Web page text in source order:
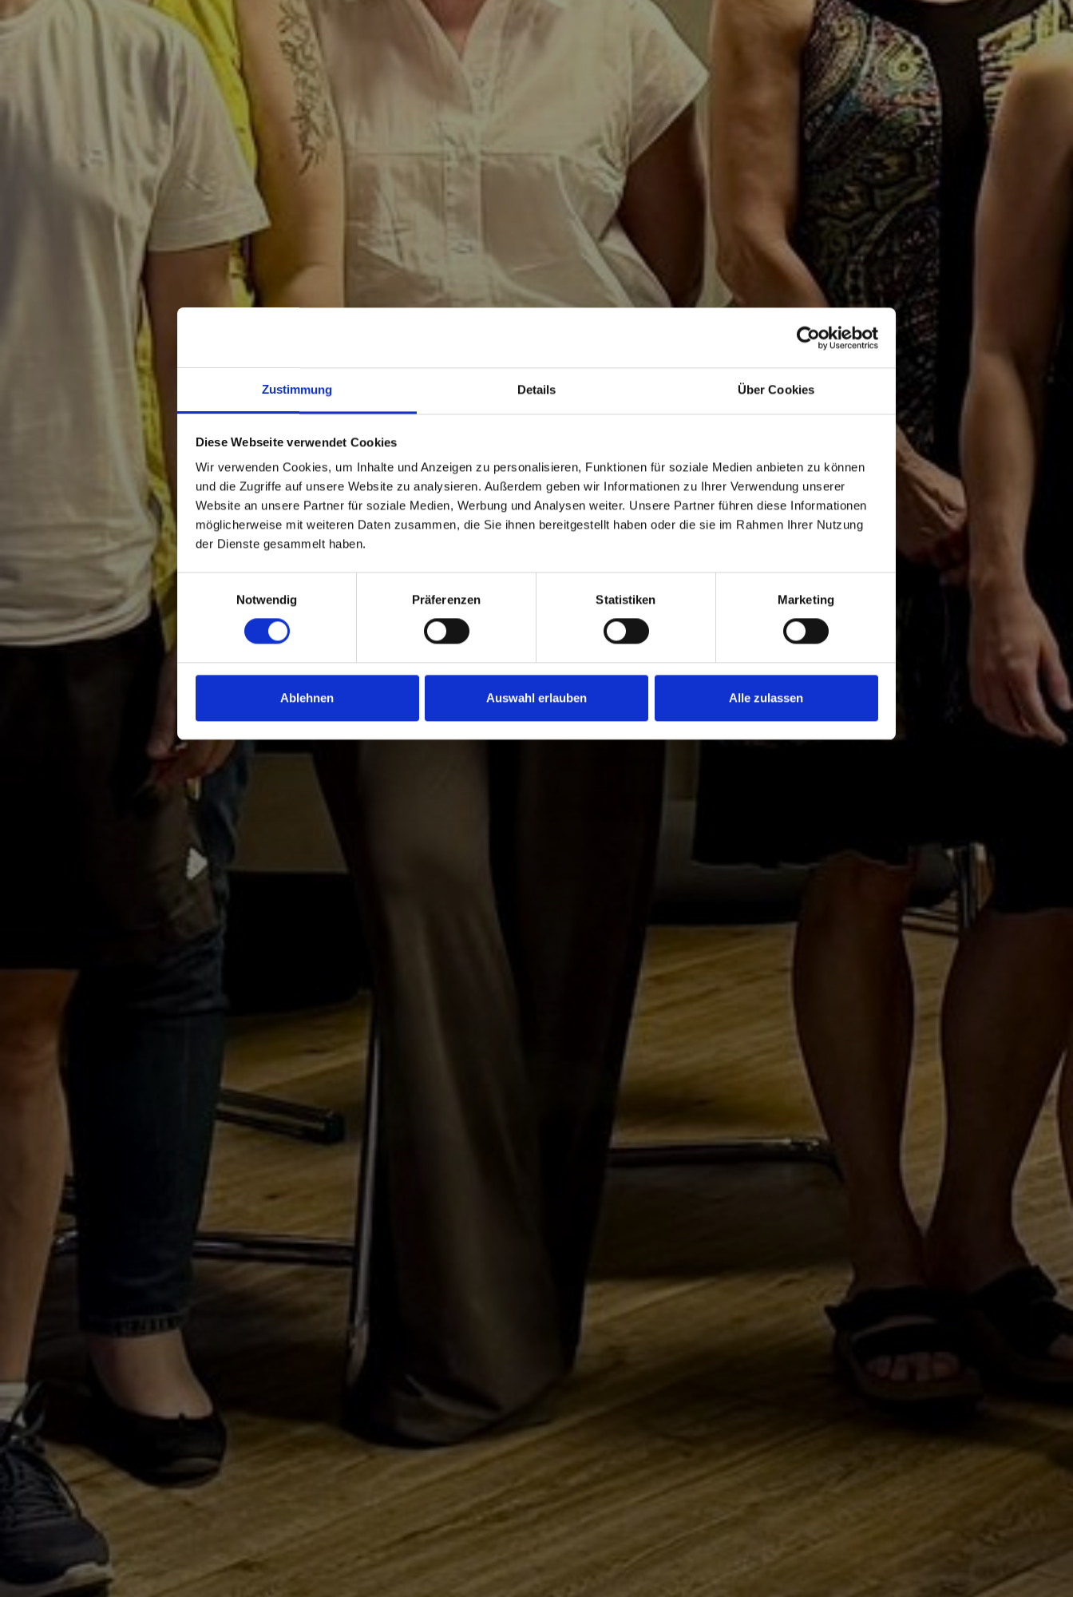
Zustimmung Details Über Cookies
Diese Webseite verwendet Cookies
Wir verwenden Cookies, um Inhalte und Anzeigen zu personalisieren, Funktionen für soziale Medien anbieten zu können
und die Zugriffe auf unsere Website zu analysieren. Außerdem geben wir Informationen zu Ihrer Verwendung unserer
Website an unsere Partner für soziale Medien, Werbung und Analysen weiter. Unsere Partner führen diese Informationen
möglicherweise mit weiteren Daten zusammen, die Sie ihnen bereitgestellt haben oder die sie im Rahmen Ihrer Nutzung
der Dienste gesammelt haben.
Notwendig
Präferenzen Statistiken Marketing
Ablehnen Auswahl erlauben Alle zulassen
TAX DAYS
FRANKENJURA
Das Format für innovative Steuerberater, Kanzleiinhaber
und Geschäftsführer. Impulse und Diskussion stehen im